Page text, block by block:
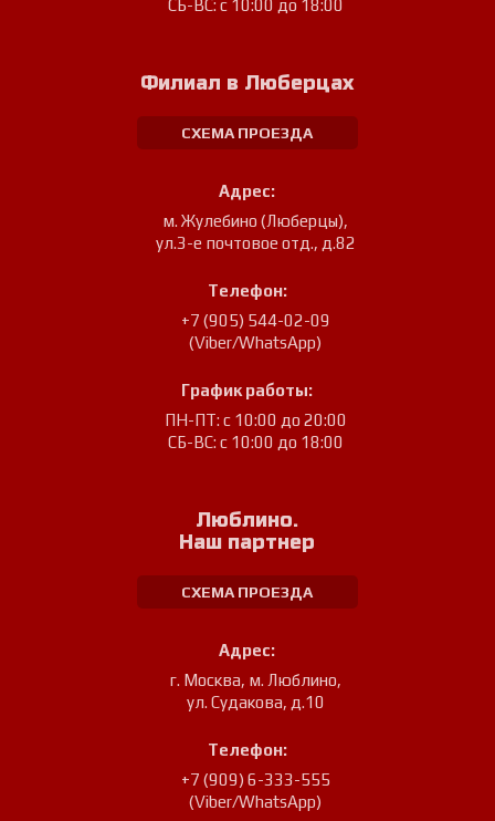
СБ-ВС: с 10:00 до 18:00
Филиал в Люберцах
СХЕМА ПРОЕЗДА
Адрес:
м. Жулебино (Люберцы),
ул.3-е почтовое отд., д.82
Телефон:
+7 (905) 544-02-09
(Viber/WhatsApp)
График работы:
ПН-ПТ: с 10:00 до 20:00
СБ-ВС: с 10:00 до 18:00
Люблино.
Наш партнер
СХЕМА ПРОЕЗДА
Адрес:
г. Москва, м. Люблино,
ул. Судакова, д.10
Телефон:
+7 (909) 6-333-555
(Viber/WhatsApp)